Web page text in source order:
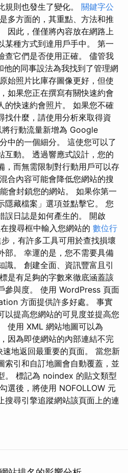
規則也發生了變化。 關鍵字公
多方面的，其重點、方法和推
因此，僅僅將內容放在網路上
某種方式到達用戶手中。 第一
查它們是否使用正確。 儘管我
的同事設法為我找到了管理網
始照片比庫存圖像更好，但使
如果您正在撰寫有關快速約會
的快速約會照片。 如果您不確
找什麼，請使用分析來取得資
將行動流量新增為 Google
中的一個細分。 這使您可以了
互動。 透過響應式設計，您的
，而無需限制對行動用戶可以存
合內容可能會降低您網站的搜
會封鎖您的網站。 如果你第一
隱藏檔案」選項並點擊它。 您
誤日誌是如何產生的。 開啟
搜尋框中輸入您網站的 數位行
，有許多工具可用於查找損壞
部。 幸運的是，您不需要具備
識。 創建全面、資訊豐富且引
是有足夠的字數來徹底涵蓋該
參與度。 使用 WordPress 頁面
方面提供許多好處。 事實
以提高您網站的可見度並提高您
使用 XML 網站地圖可以為
因為即使網站的內部連結不完
地返回最重要的頁面。 當您新
索引和自訂地圖會自動覆蓋，並
。 標記為 noindex 的貼文類型
選後，將使用 NOFOLLOW 元
搜尋引擎追蹤網站該頁面上的連